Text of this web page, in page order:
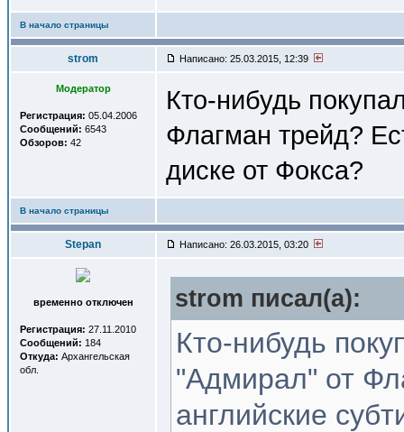
В начало страницы
strom Написано: 25.03.2015, 12:39
Модератор
Регистрация: 05.04.2006
Сообщений: 6543
Обзоров: 42
Кто-нибудь
Флагман трейд?
диске от Фокса?
В начало страницы
Stepan Написано: 26.03.2015, 03:20
временно отключен
Регистрация: 27.11.2010
Сообщений: 184
Откуда: Архангельская
обл.
strom писал(a):
Кто-нибудь
"Адмирал" от
английские